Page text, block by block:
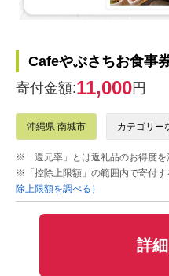
Cafeやぶさちお食事
寄付金額:11,000円
沖縄県 南城市 カテゴリー
※「還元率」とは返礼品のお得度を
※「控除上限額」の範囲内で寄付
除上限額を調べる）
詳